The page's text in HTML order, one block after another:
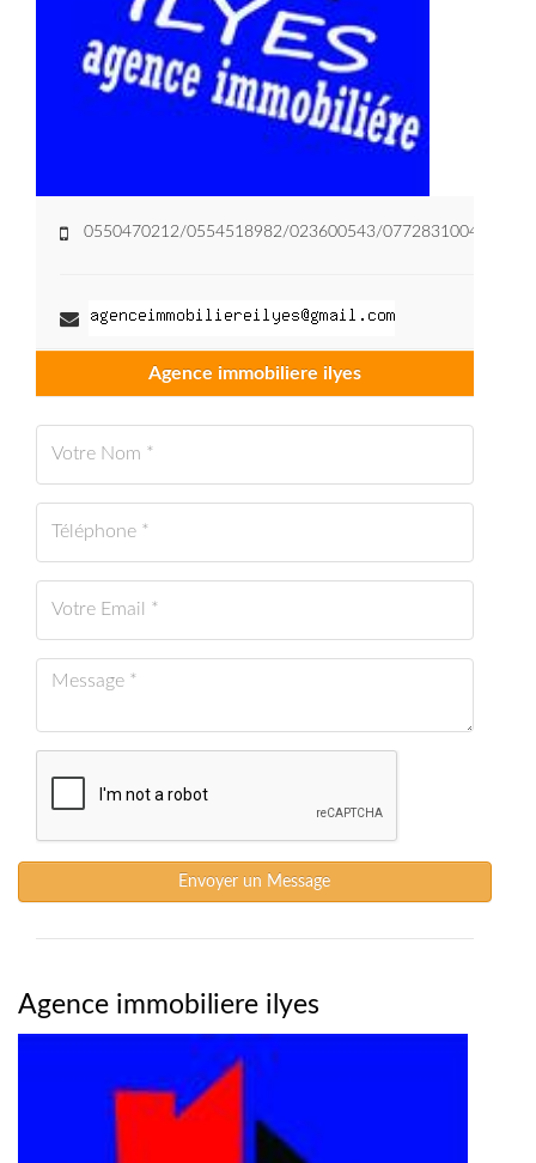
0550470212/0554518982/023600543/0772831004
Agence immobiliere ilyes
Envoyer un Message
Agence immobiliere ilyes